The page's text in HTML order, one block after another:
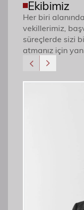
Ekibimiz
Her biri
vekillerimiz,
süreçlerde sizi
atmanız için